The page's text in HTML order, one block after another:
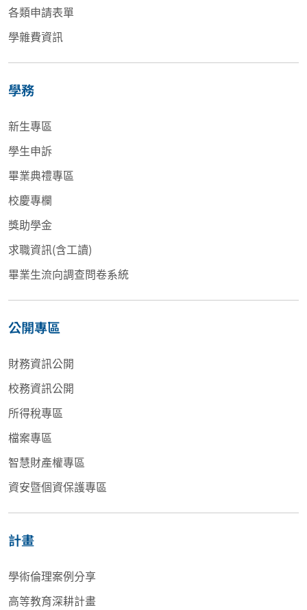
各類申請表單
學雜費資訊
學務
新生專區
學生申訴
畢業典禮專區
校慶專欄
獎助學金
求職資訊(含工讀)
畢業生流向調查問卷系統
公開專區
財務資訊公開
校務資訊公開
所得稅專區
檔案專區
智慧財產權專區
資安暨個資保護專區
計畫
學術倫理案例分享
高等教育深耕計畫